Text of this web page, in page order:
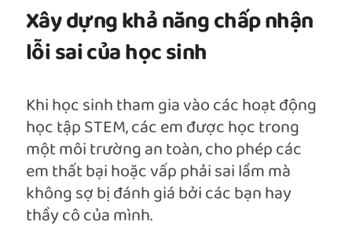
Xây dựng khả năng chấp nhận
lỗi sai của học sinh
Khi học sinh tham gia vào các hoạt động
học tập STEM, các em được học trong
một môi trường an toàn, cho phép các
em thất bại hoặc vấp phải sai lầm mà
không sợ bị đánh giá bởi các bạn hay
thầy cô của mình.